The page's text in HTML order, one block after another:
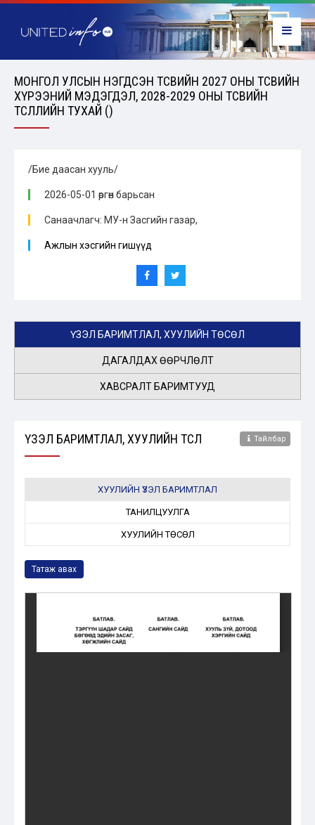
МОНГОЛ УЛСЫН НЭГДСЭН ТӨСВИЙН 2027 ОНЫ ТӨСВИЙН
ХҮРЭЭНИЙ МЭДЭГДЭЛ, 2028-2029 ОНЫ ТӨСВИЙН
ТӨСӨӨЛЛИЙН ТУХАЙ ()
/Бие даасан хууль/
2026-05-01 өргөн барьсан
Санаачлагч: МУ-н Засгийн газар,
Ажлын хэсгийн гишүүд
ҮЗЭЛ БАРИМТЛАЛ, ХУУЛИЙН ТӨСӨЛ
ДАГАЛДАХ ӨӨРЧЛӨЛТ
ХАВСРАЛТ БАРИМТУУД
ҮЗЭЛ БАРИМТЛАЛ, ХУУЛИЙН ТӨСӨЛ Тайлбар
ХУУЛИЙН ҮЗЭЛ БАРИМТЛАЛ
ТАНИЛЦУУЛГА
ХУУЛИЙН ТӨСӨЛ
Татаж авах